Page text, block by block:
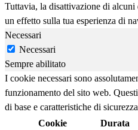
Tuttavia, la disattivazione di
un effetto sulla tua esperienza di
Necessari
Necessari
Sempre abilitato
I cookie necessari sono
funzionamento del sito web.
di base e caratteristiche di
Cookie
Durata